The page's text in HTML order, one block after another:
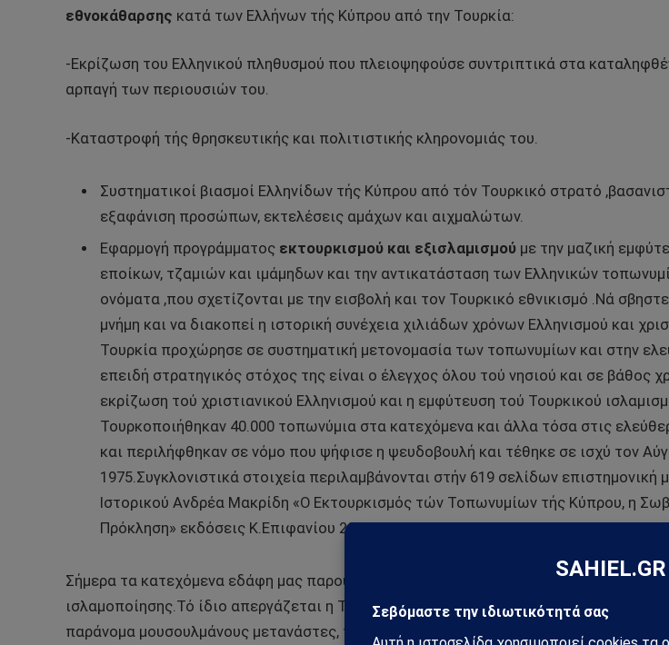
εθνοκάθαρσης κατά των Ελλήνων τής Κύπρου από την Τουρκία:
-Εκρίζωση του Ελληνικού πληθυσμού που πλειοψηφούσε συντριπτικά στα
αρπαγή των περιουσιών του.
-Καταστροφή τής θρησκευτικής και πολιτιστικής κληρονομιάς του.
Συστηματικοί βιασμοί Ελληνίδων τής Κύπρου από τόν Τουρκικό στρατό
εξαφάνιση προσώπων, εκτελέσεις αμάχων και αιχμαλώτων.
Εφαρμογή προγράμματος εκτουρκισμού και εξισλαμισμού με την μαζική
εποίκων, τζαμιών και ιμάμηδων και την αντικατάσταση των Ελληνικών
ονόματα ,που σχετίζονται με την εισβολή και τον Τουρκικό εθνικισμό .Νά
μνήμη και να διακοπεί η ιστορική συνέχεια χιλιάδων χρόνων Ελληνισμού και
Τουρκία προχώρησε σε συστηματική μετονομασία των τοπωνυμίων και στην
επειδή στρατηγικός στόχος της είναι ο έλεγχος όλου τού νησιού και σε βάθος
εκρίζωση τού χριστιανικού Ελληνισμού και η εμφύτευση τού Τουρκικού
Τουρκοποιήθηκαν 40.000 τοπωνύμια στα κατεχόμενα και άλλα τόσα στις
και περιλήφθηκαν σε νόμο που ψήφισε η ψευδοβουλή και τέθηκε σε ισχύ τον
1975.Συγκλονιστικά στοιχεία περιλαμβάνονται στήν 619 σελίδων επιστημονική
Ιστορικού Ανδρέα Μακρίδη «Ο Εκτουρκισμός τών Τοπωνυμίων τής Κύπρου, η
Πρόκληση» εκδόσεις Κ.Επιφανίου 2010.
Σήμερα τα κατεχόμενα εδάφη μας παρουσιάζουν μια εφιαλτική εικόνα τουρκοποίησης/
ισλαμοποίησης.Τό ίδιο απεργάζεται η Τουρκία και για τις ελεύθερες περιοχές , στις
παράνομα μουσουλμάνους μετανάστες, που έφθασαν στο ανησυχητικό ποσοστό τού